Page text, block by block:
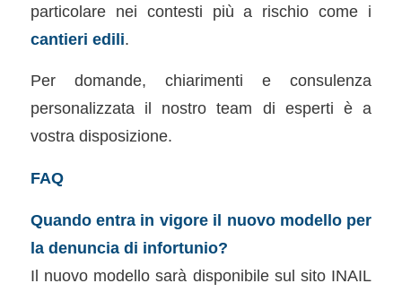
particolare nei contesti più a rischio come i
cantieri edili.
Per domande, chiarimenti e consulenza
personalizzata il nostro team di esperti è a
vostra disposizione.
FAQ
Quando entra in vigore il nuovo modello per
la denuncia di infortunio?
Il nuovo modello sarà disponibile sul sito INAIL